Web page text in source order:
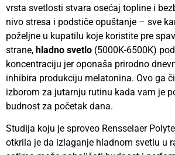
vrsta svetlosti stvara osećaj topline i
nivo stresa i podstiče opuštanje – sve
poželjne u kupatilu koje koristite pre
strane, hladno svetlo (5000K-6500K)
koncentraciju jer oponaša prirodno
inhibira produkciju melatonina. Ovo ga
izborom za jutarnju rutinu kada vam je
budnost za početak dana.
Studija koju je sproveo Rensselaer
otkrila je da izlaganje hladnom svetlu u